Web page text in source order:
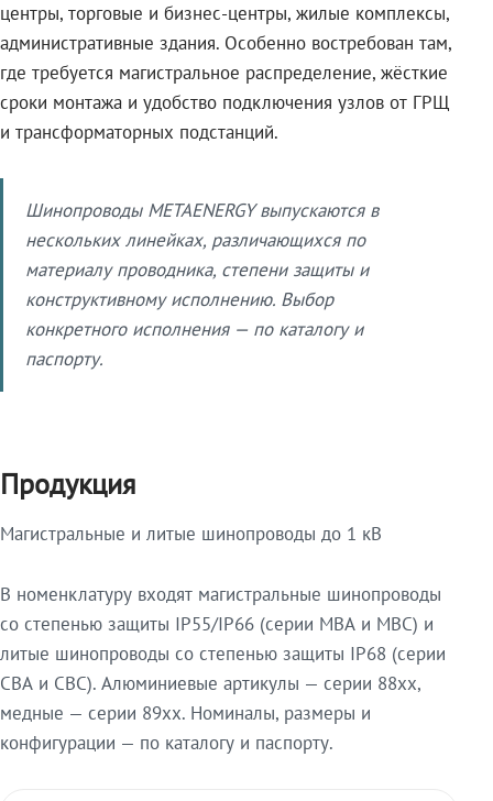
центры, торговые и бизнес-центры, жилые комплексы,
административные здания. Особенно востребован там,
где требуется магистральное распределение, жёсткие
сроки монтажа и удобство подключения узлов от ГРЩ
и трансформаторных подстанций.
Шинопроводы METAENERGY выпускаются в
нескольких линейках, различающихся по
материалу проводника, степени защиты и
конструктивному исполнению. Выбор
конкретного исполнения — по каталогу и
паспорту.
Продукция
Магистральные и литые шинопроводы до 1 кВ
В номенклатуру входят магистральные шинопроводы
со степенью защиты IP55/IP66 (серии МВА и МВС) и
литые шинопроводы со степенью защиты IP68 (серии
СВА и СВС). Алюминиевые артикулы — серии 88xx,
медные — серии 89xx. Номиналы, размеры и
конфигурации — по каталогу и паспорту.